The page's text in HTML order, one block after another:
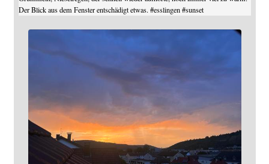
Der Blick aus dem Fenster entschädigt etwas.#esslingen #sunset